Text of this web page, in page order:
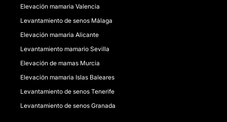
Elevación mamaria Valencia
Levantamiento de senos Málaga
Elevación mamaria Alicante
Levantamiento mamario Sevilla
Elevación de mamas Murcia
Elevación mamaria Islas Baleares
Levantamiento de senos Tenerife
Levantamiento de senos Granada